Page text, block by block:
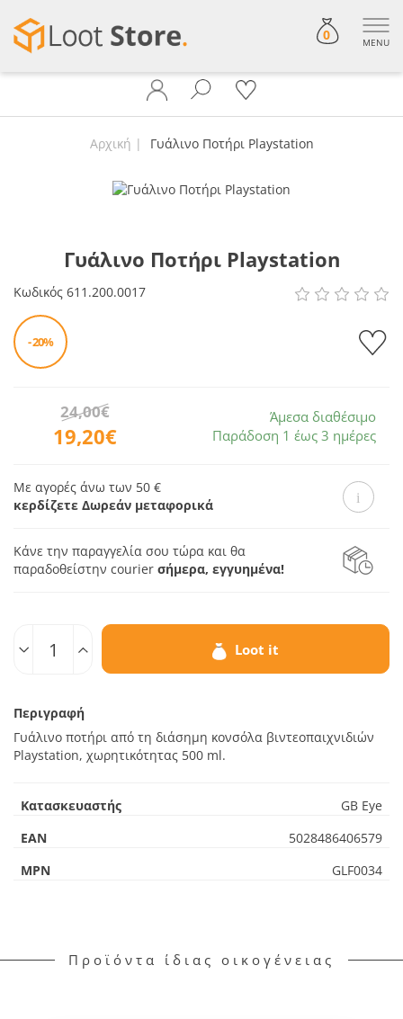
0 MENU
Αρχική Γυάλινο Ποτήρι Playstation
Γυάλινο Ποτήρι Playstation
Κωδικός 611.200.0017
- 20%
19,20€
24,00€
Άμεσα διαθέσιμο
Παράδοση 1 έως 3 ημέρες
Με αγορές άνω των 50 €
κερδίζετε Δωρεάν μεταφορικά
Κάνε την παραγγελία σου τώρα και θα
παραδοθείστην courier σήμερα, εγγυημένα!
Loot it
Περιγραφή
Γυάλινο ποτήρι από τη διάσημη κονσόλα βιντεοπαιχνιδιών
Playstation, χωρητικότητας 500 ml.
Κατασκευαστής
GB Eye
EAN
5028486406579
MPN
GLF0034
Προϊόντα ίδιας οικογένειας